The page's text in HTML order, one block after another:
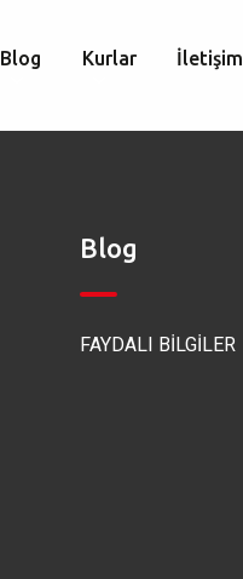
Blog Kurlar İletişim
Blog
FAYDALI BİLGİLER